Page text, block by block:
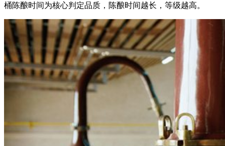
桶陈酿时间为核心判定品质，陈酿时间越长，等级越高。